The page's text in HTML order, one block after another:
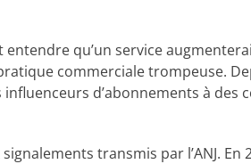
entendre qu’un service
commerciale trompeuse.
d’abonnements à
transmis par l’ANJ.